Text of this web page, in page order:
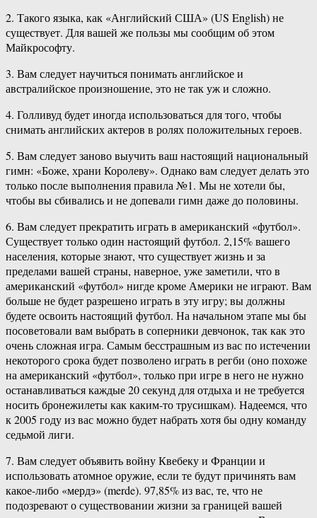
2. Такого языка, как «Английский США» (US English) не
существует. Для вашей же пользы мы сообщим об этом
Майкрософту.
3. Вам следует научиться понимать английское и
австралийское произношение, это не так уж и сложно.
4. Голливуд будет иногда использоваться для того, чтобы
снимать английских актеров в ролях положительных героев.
5. Вам следует заново выучить ваш настоящий национальный
гимн: «Боже, храни Королеву». Однако вам следует делать это
только после выполнения правила №1. Мы не хотели бы,
чтобы вы сбивались и не допевали гимн даже до половины.
6. Вам следует прекратить играть в американский «футбол».
Существует только один настоящий футбол. 2,15% вашего
населения, которые знают, что существует жизнь и за
пределами вашей страны, наверное, уже заметили, что в
американский «футбол» нигде кроме Америки не играют. Вам
больше не будет разрешено играть в эту игру; вы должны
будете освоить настоящий футбол. На начальном этапе мы бы
посоветовали вам выбрать в соперники девчонок, так как это
очень сложная игра. Самым бесстрашным из вас по истечении
некоторого срока будет позволено играть в регби (оно похоже
на американский «футбол», только при игре в него не нужно
останавливаться каждые 20 секунд для отдыха и не требуется
носить бронежилеты как каким-то трусишкам). Надеемся, что
к 2005 году из вас можно будет набрать хотя бы одну команду
седьмой лиги.
7. Вам следует объявить войну Квебеку и Франции и
использовать атомное оружие, если те будут причинять вам
какое-либо «мердэ» (merde). 97,85% из вас, те, что не
подозревают о существовании жизни за границей вашей